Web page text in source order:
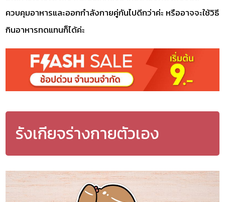
ควบคุมอาหารและออกกำลังกายคู่กันไปดีกว่าค่ะ หรืออาจจะใช้วิธี
กินอาหารทดแทนก็ได้ค่ะ
รังเกียจร่างกายตัวเอง